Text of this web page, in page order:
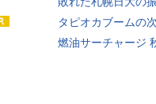
タピオカブームの
燃油サーチャージ